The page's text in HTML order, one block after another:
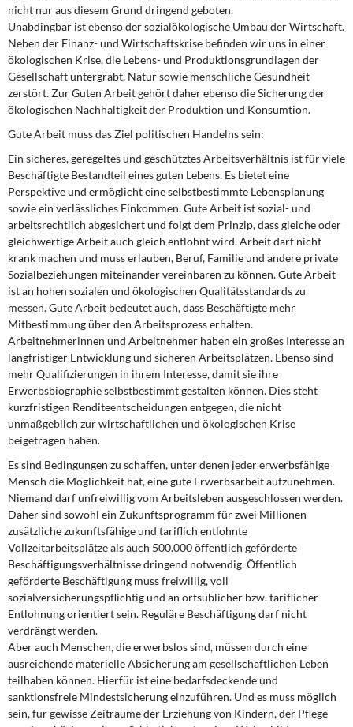
nicht nur aus diesem Grund dringend geboten.
Unabdingbar ist ebenso der sozialökologische Umbau der Wirtschaft.
Neben der Finanz- und Wirtschaftskrise befinden wir uns in einer
ökologischen Krise, die Lebens- und Produktionsgrundlagen der
Gesellschaft untergräbt, Natur sowie menschliche Gesundheit
zerstört. Zur Guten Arbeit gehört daher ebenso die Sicherung der
ökologischen Nachhaltigkeit der Produktion und Konsumtion.
Gute Arbeit muss das Ziel politischen Handelns sein:
Ein sicheres, geregeltes und geschütztes Arbeitsverhältnis ist für viele
Beschäftigte Bestandteil eines guten Lebens. Es bietet eine
Perspektive und ermöglicht eine selbstbestimmte Lebensplanung
sowie ein verlässliches Einkommen. Gute Arbeit ist sozial- und
arbeitsrechtlich abgesichert und folgt dem Prinzip, dass gleiche oder
gleichwertige Arbeit auch gleich entlohnt wird. Arbeit darf nicht
krank machen und muss erlauben, Beruf, Familie und andere private
Sozialbeziehungen miteinander vereinbaren zu können. Gute Arbeit
ist an hohen sozialen und ökologischen Qualitätsstandards zu
messen. Gute Arbeit bedeutet auch, dass Beschäftigte mehr
Mitbestimmung über den Arbeitsprozess erhalten.
Arbeitnehmerinnen und Arbeitnehmer haben ein großes Interesse an
langfristiger Entwicklung und sicheren Arbeitsplätzen. Ebenso sind
mehr Qualifizierungen in ihrem Interesse, damit sie ihre
Erwerbsbiographie selbstbestimmt gestalten können. Dies steht
kurzfristigen Renditeentscheidungen entgegen, die nicht
unmaßgeblich zur wirtschaftlichen und ökologischen Krise
beigetragen haben.
Es sind Bedingungen zu schaffen, unter denen jeder erwerbsfähige
Mensch die Möglichkeit hat, eine gute Erwerbsarbeit aufzunehmen.
Niemand darf unfreiwillig vom Arbeitsleben ausgeschlossen werden.
Daher sind sowohl ein Zukunftsprogramm für zwei Millionen
zusätzliche zukunftsfähige und tariflich entlohnte
Vollzeitarbeitsplätze als auch 500.000 öffentlich geförderte
Beschäftigungsverhältnisse dringend notwendig. Öffentlich
geförderte Beschäftigung muss freiwillig, voll
sozialversicherungspflichtig und an ortsüblicher bzw. tariflicher
Entlohnung orientiert sein. Reguläre Beschäftigung darf nicht
verdrängt werden.
Aber auch Menschen, die erwerbslos sind, müssen durch eine
ausreichende materielle Absicherung am gesellschaftlichen Leben
teilhaben können. Hierfür ist eine bedarfsdeckende und
sanktionsfreie Mindestsicherung einzuführen. Und es muss möglich
sein, für gewisse Zeiträume der Erziehung von Kindern, der Pflege